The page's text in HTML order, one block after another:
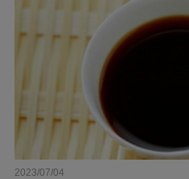
2023/07/04